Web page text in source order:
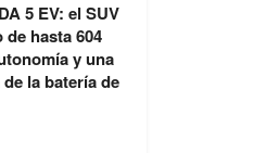
5 EV: el SUV
de hasta 604
y una
la batería de